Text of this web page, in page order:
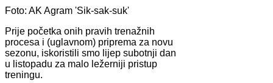
Foto: AK Agram 'Sik-sak-suk'
Prije početka onih pravih trenažnih
procesa i (uglavnom) priprema za novu
sezonu, iskoristili smo lijep subotnji dan
u listopadu za malo ležerniji pristup
treningu.